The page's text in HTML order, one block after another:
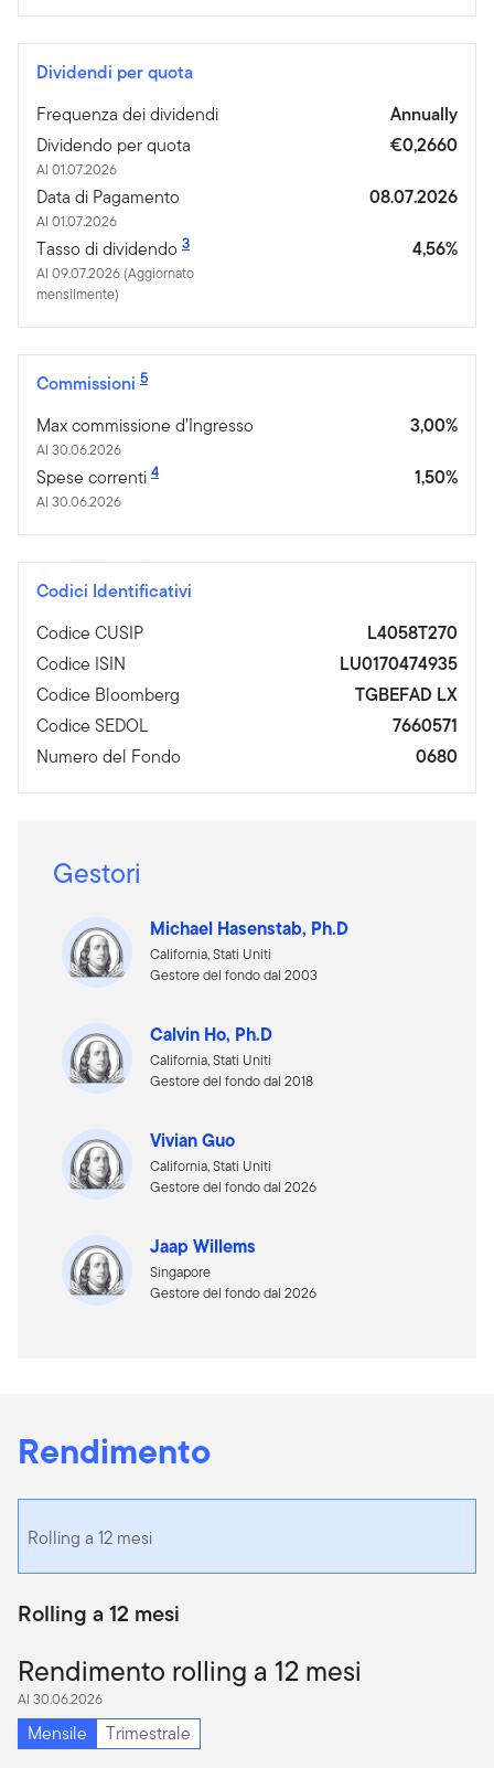
Dividendi per quota
Frequenza dei dividendi
Annually
Dividendo per quota
Al 01.07.2026
€0,2660
Data di Pagamento
Al 01.07.2026
08.07.2026
Tasso di dividendo 3
Al 09.07.2026 (Aggiornato
mensilmente)
4,56%
Commissioni 5
Max commissione d’Ingresso
Al 30.06.2026
3,00%
Spese correnti 4
Al 30.06.2026
1,50%
Codici Identificativi
Codice CUSIP
L4058T270
Codice ISIN
LU0170474935
Codice Bloomberg
TGBEFAD LX
Codice SEDOL
7660571
Numero del Fondo
0680
Gestori
Michael Hasenstab, Ph.D
California, Stati Uniti
Gestore del fondo dal 2003
Calvin Ho, Ph.D
California, Stati Uniti
Gestore del fondo dal 2018
Vivian Guo
California, Stati Uniti
Gestore del fondo dal 2026
Jaap Willems
Singapore
Gestore del fondo dal 2026
Rendimento
Rolling a 12 mesi
Rolling a 12 mesi
Rendimento rolling a 12 mesi
Al 30.06.2026
Mensile Trimestrale